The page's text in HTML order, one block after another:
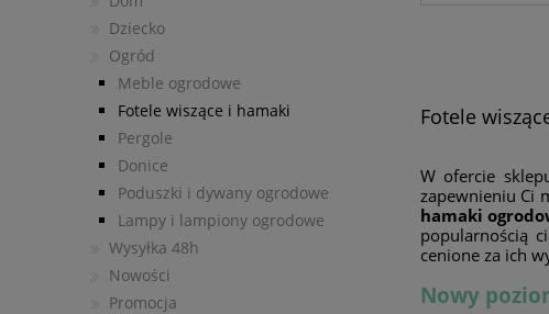
Dziecko
Ogród
Meble ogrodowe
Fotele wiszące i hamaki
Pergole
Donice
Poduszki i dywany ogrodowe
Lampy i lampiony ogrodowe
Wysyłka 48h
Nowości
Promocja
Fotele
W ofercie
zapewnieniu Ci
hamaki
popularnością
cenione za ich
Nowy